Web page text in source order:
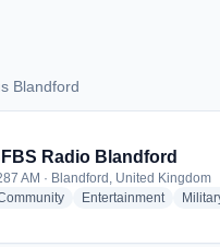
Blandford
Blandford
Radio Blandford
AM · Blandford, United Kingdom
radio stations
Entertainmentradio